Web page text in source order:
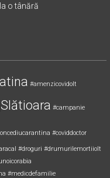
o tânără
#amenzicovidolt
#campanie
#coviddoctor
#droguri #drumurilemortiiolt
#medicdefamilie